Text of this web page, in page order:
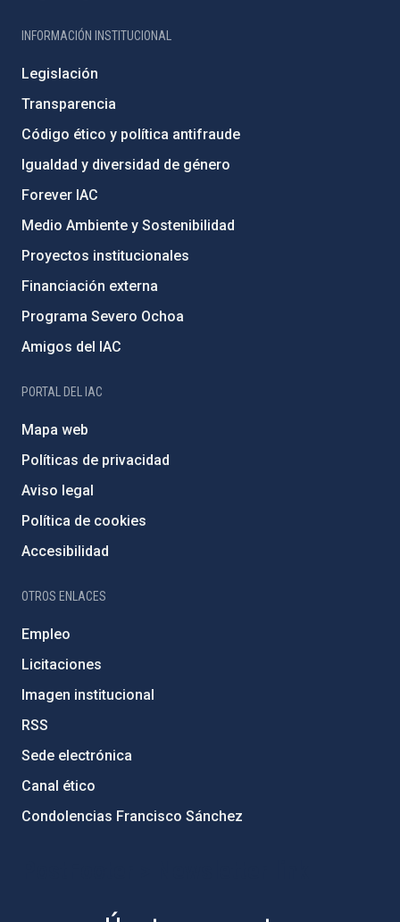
INFORMACIÓN INSTITUCIONAL
Legislación
Transparencia
Código ético y política antifraude
Igualdad y diversidad de género
Forever IAC
Medio Ambiente y Sostenibilidad
Proyectos institucionales
Financiación externa
Programa Severo Ochoa
Amigos del IAC
PORTAL DEL IAC
Mapa web
Políticas de privacidad
Aviso legal
Política de cookies
Accesibilidad
OTROS ENLACES
Empleo
Licitaciones
Imagen institucional
RSS
Sede electrónica
Canal ético
Condolencias Francisco Sánchez